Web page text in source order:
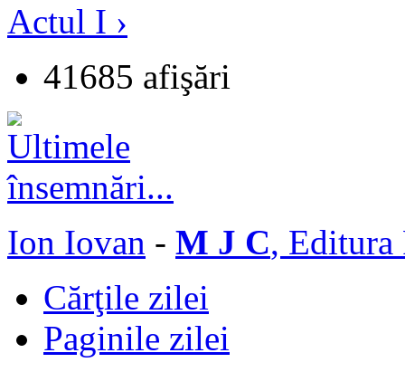
Actul I ›
41685 afişări
Ion Iovan - M J C, Editura
Cărţile zilei
Paginile zilei